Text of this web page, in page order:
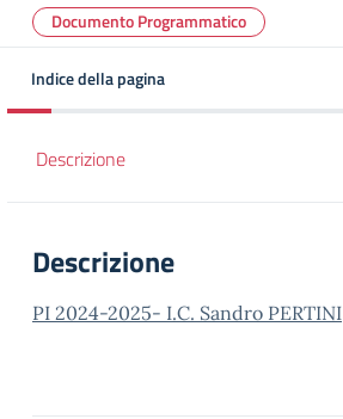
Documento Programmatico
Indice della pagina
Descrizione
Descrizione
PI 2024-2025- I.C. Sandro PERTINI